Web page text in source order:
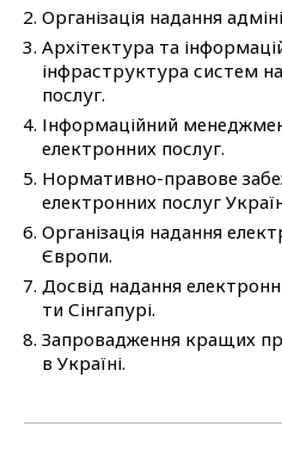
Організація надання
Архітектура та
інфраструктура систем
послуг.
Інформаційний
електронних послуг.
Нормативно-правове
електронних послуг
Організація надання
Європи.
Досвід надання
ти Сінгапурі.
Запровадження кращих
в Україні.